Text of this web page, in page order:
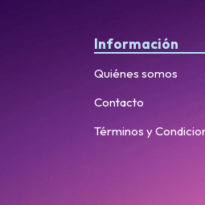
Información
Quiénes somos
Contacto
Términos y